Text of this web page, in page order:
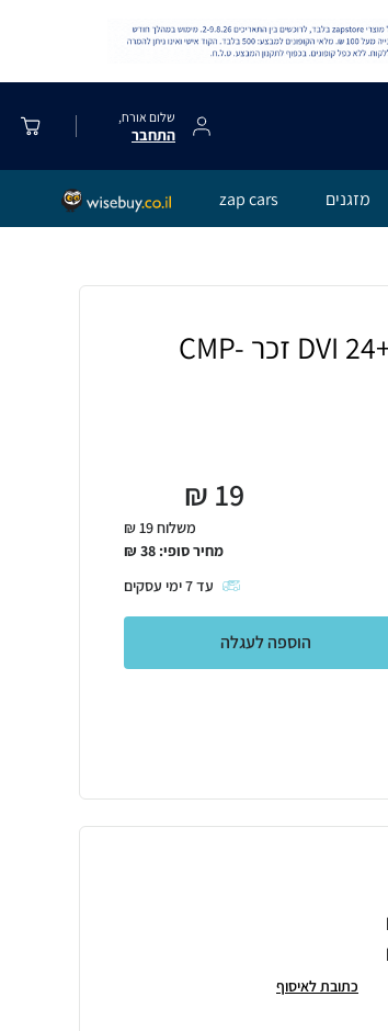
שלום אורח,
התחבר
מזגנים zap cars
OEM מתאם VGA נקבה - DVI 24+5 זכר CMP-
19
₪
משלוח 19 ₪
מחיר סופי: 38
₪
עד7ימי עסקים
הוספה לעגלה
כתובת לאיסוף